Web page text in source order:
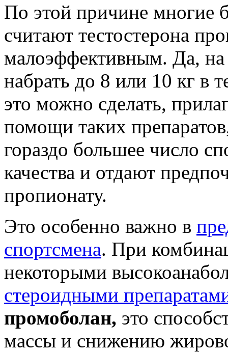
По этой причине многие
считают тестостерона
малоэффективным. Да, на
набрать до 8 или 10 кг в
это можно сделать,
помощи таких
гораздо большее число
качества и отдают
пропионату.
Это особенно важно в
спортсмена. При
некоторыми
стероидными
промоболан, это
массы и снижению